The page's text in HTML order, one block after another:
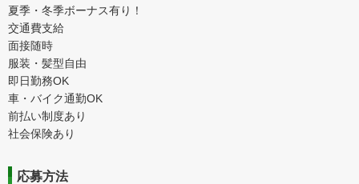
夏季・冬季ボーナス有り！
交通費支給
面接随時
服装・髪型自由
即日勤務OK
車・バイク通勤OK
前払い制度あり
社会保険あり
応募方法